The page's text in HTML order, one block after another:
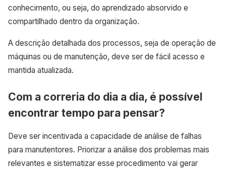
conhecimento, ou seja, do aprendizado absorvido e
compartilhado dentro da organização.
A descrição detalhada dos processos, seja de operação de
máquinas ou de manutenção, deve ser de fácil acesso e
mantida atualizada.
Com a correria do dia a dia, é possível
encontrar tempo para pensar?
Deve ser incentivada a capacidade de análise de falhas
para manutentores. Priorizar a análise dos problemas mais
relevantes e sistematizar esse procedimento vai gerar